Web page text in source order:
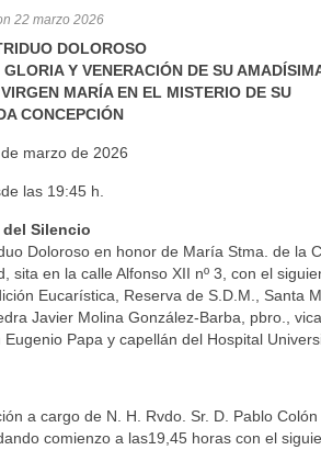
y Besamano en la Quinta Angustia
Besamanos del Señor de la Salud
22 marzo 2026
DOLOROSO
GLORIA Y VENERACIÓN DE SU
MARÍA EN EL MISTERIO DE SU
CONCEPCIÓN
marzo de 2026
las 19:45 h.
del Silencio
Doloroso en honor de María Stma. de la
sita en la calle Alfonso XII nº 3, con el
Eucarística, Reserva de S.D.M., Santa
Javier Molina González-Barba, pbro.,
Eugenio Papa y capellán del Hospital
a cargo de N. H. Rvdo. Sr. D. Pablo
comienzo a las19,45 horas con el